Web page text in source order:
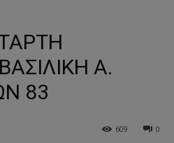
Α.
83
0
609